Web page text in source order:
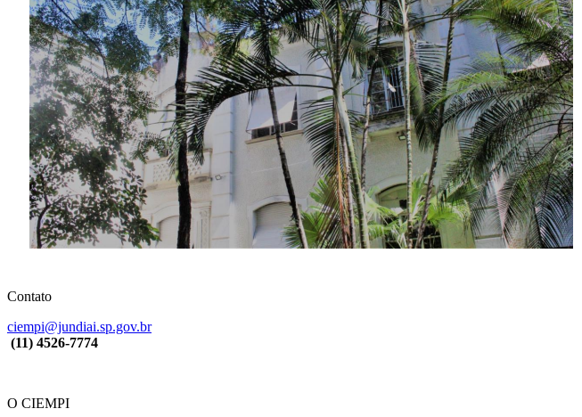
Contato
ciempi@jundiai.sp.gov.br
(11) 4526-7774
O CIEMPI